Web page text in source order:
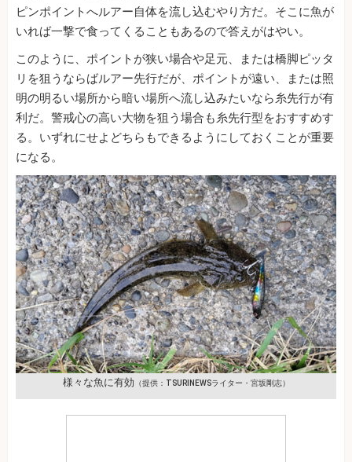
ピンポイントへルアー自体を流し込むやり方だ。そこに魚が
いれば一撃で食ってくることもあるので答えがはやい。
このように、ポイントが狭い場合や足元、または橋脚ピッタ
リを狙うならばルアー先行だが、ポイントが遠い、または照
明の明るい場所から暗い場所へ流し込みたいなら糸先行が有
利だ。警戒心の高い大物を狙う場合も糸先行型をおすすめす
る。いずれにせよどちらもできるようにしておくことが重要
になる。
様々な魚に有効 （提供：TSURINEWSライター・宮坂剛志）